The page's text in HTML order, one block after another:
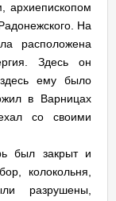
архиепископом
На
расположена
Здесь он
ему было
в Варницах
со своими
закрыт и
колокольня,
разрушены,